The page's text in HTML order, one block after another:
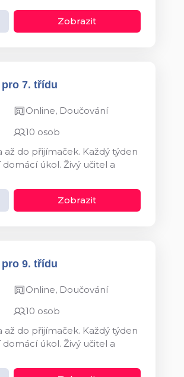
Zobrazit
7. třídu
Online, Doučování
10 osob
až do přijímaček. Každý týden
úkol. Živý učitel a
Zobrazit
9. třídu
Online, Doučování
10 osob
až do přijímaček. Každý týden
úkol. Živý učitel a